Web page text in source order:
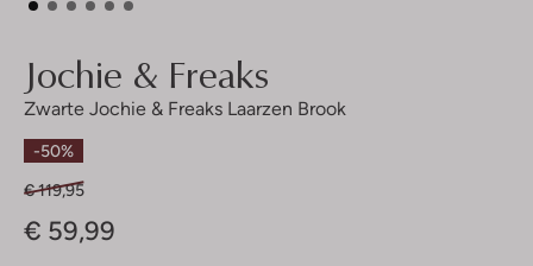
Jochie & Freaks
Zwarte Jochie & Freaks Laarzen Brook
-50%
€ 119,95
€ 59,99